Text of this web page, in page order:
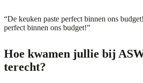
“De keuken paste perfect binnen ons
perfect binnen ons budget!”
Hoe kwamen jullie bij
terecht?